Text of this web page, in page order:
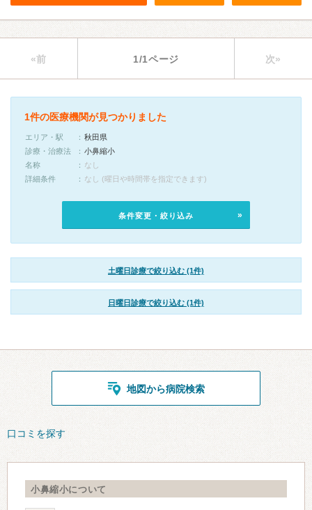
«前 1/1ページ 次»
1件の医療機関が見つかりました
エリア・駅
秋田県
診療・治療法
小鼻縮小
名称
なし
詳細条件
なし (曜日や時間帯を指定できます)
条件変更・絞り込み
土曜日診療で絞り込む (1件)
日曜日診療で絞り込む (1件)
地図から病院検索
口コミを探す
小鼻縮小について